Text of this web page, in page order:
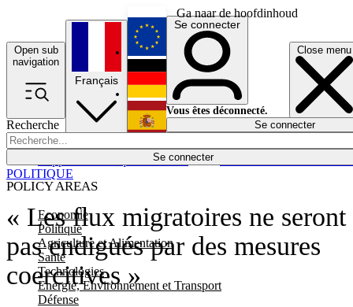
Ga naar de hoofdinhoud
Open sub
navigation
Close menu
Recherche
Se connecter
POLICY AREAS
Economie
Politique
Agriculture et Alimentation
Santé
Technologies
Energie, Environnement et Transport
Défense
Économie
Français
English
Deutsch
Español
Se connecter
Vous êtes déconnecté.
Se connecter
« Les flux migratoires ne seront
pas endigués par des mesures
coercitives »
POLITIQUE